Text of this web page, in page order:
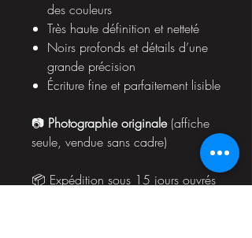
des couleurs
Très haute définition et netteté
Noirs profonds et détails d’une
grande précision
Écriture fine et parfaitement lisible
📷 Photographie originale (affiche
seule, vendue sans cadre)
📦 Expédition sous 15 jours ouvrés